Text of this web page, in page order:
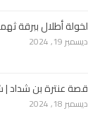
لخولة أطلال ببرقة
ديسمبر 19, 2024
قصة عنترة بن شداد |
ديسمبر 18, 2024